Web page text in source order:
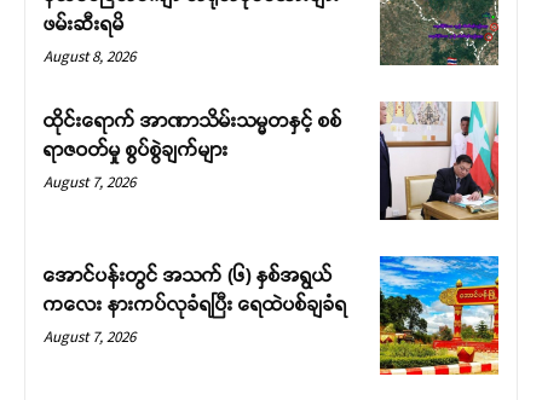
ဖမ်းဆီးရမိ
August 8, 2026
ထိုင်းရောက် အာဏာသိမ်းသမ္မတနှင့် စစ်
ရာဇဝတ်မှု စွပ်စွဲချက်များ
August 7, 2026
အောင်ပန်းတွင် အသက် (၆) နှစ်အရွယ်
ကလေး နားကပ်လုခံရပြီး ရေထဲပစ်ချခံရ
August 7, 2026